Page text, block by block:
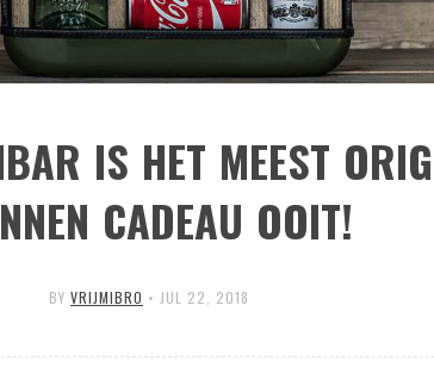
IS HET MEEST
CADEAU OOIT!
BY VRIJMIBRO • JUL 22, 2018